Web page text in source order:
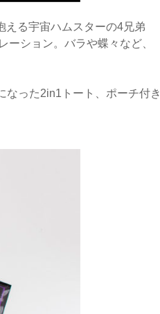
える宇宙ハムスターの4兄弟
ション。バラや蝶々など、
なった2in1トート、ポーチ付き